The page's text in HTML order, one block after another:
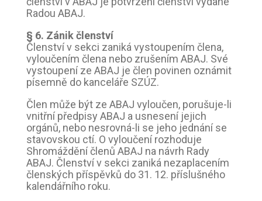
Radou ABAJ.
§ 6. Zánik členství
Členství v sekci zaniká vystoupením člena,
vyloučením člena nebo zrušením ABAJ. Své
vystoupení ze ABAJ je člen povinen oznámit
písemně do kanceláře SZÚZ.
Člen může být ze ABAJ vyloučen, porušuje-li
vnitřní předpisy ABAJ a usnesení jejich
orgánů, nebo nesrovná-li se jeho jednání se
stavovskou ctí. O vyloučení rozhoduje
Shromáždění členů ABAJ na návrh Rady
ABAJ. Členství v sekci zaniká nezaplacením
členských příspěvků do 31. 12. příslušného
kalendářního roku.